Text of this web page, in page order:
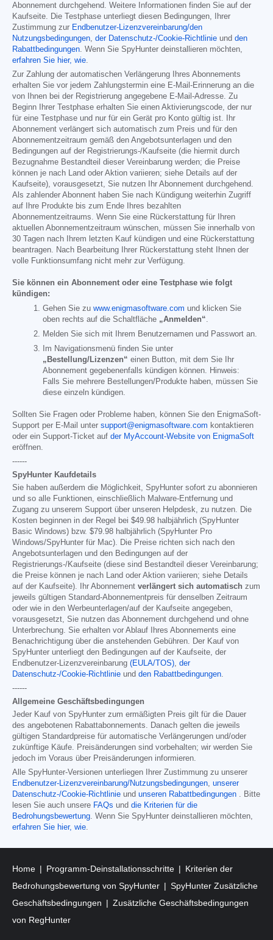
Abonnement durchgehend. Weitere Informationen finden Sie auf der
Kaufseite. Die Testphase unterliegt diesen Bedingungen, Ihrer
Zustimmung zur Endbenutzer-Lizenzvereinbarung/den
Nutzungsbedingungen der Datenschutz-/Cookie-Richtlinie und den
Rabattbedingungen . Wenn Sie SpyHunter deinstallieren möchten,
erfahren Sie hier, wie
Zur Zahlung der automatischen Verlängerung Ihres Abonnements
erhalten Sie vor jedem Zahlungstermin eine E-Mail-Erinnerung an die
von Ihnen bei der Registrierung angegebene E-Mail-Adresse. Zu
Beginn Ihrer Testphase erhalten Sie einen Aktivierungscode, der nur
für eine Testphase und nur für ein Gerät pro Konto gültig ist. Ihr
Abonnement verlängert sich automatisch zum Preis und für den
Abonnementzeitraum gemäß den Angebotsunterlagen und den
Bedingungen auf der Registrierungs-/Kaufseite (die hiermit durch
Bezugnahme Bestandteil dieser Vereinbarung werden; die Preise
können je nach Land oder Aktion variieren; siehe Details auf der
Kaufseite), vorausgesetzt, Sie nutzen Ihr Abonnement durchgehend.
Als zahlender Abonnent haben Sie nach Kündigung weiterhin Zugriff
auf Ihre Produkte bis zum Ende Ihres bezahlten
Abonnementzeitraums. Wenn Sie eine Rückerstattung für Ihren
aktuellen Abonnementzeitraum wünschen, müssen Sie innerhalb von
30 Tagen nach Ihrem letzten Kauf kündigen und eine Rückerstattung
beantragen. Nach Bearbeitung Ihrer Rückerstattung steht Ihnen der
volle Funktionsumfang nicht mehr zur Verfügung.
Sie können ein Abonnement oder eine Testphase wie folgt
kündigen:
Gehen Sie zu www.enigmasoftware.com und klicken Sie
oben rechts auf die Schaltfläche „Anmelden“.
Melden Sie sich mit Ihrem Benutzernamen und Passwort an.
Im Navigationsmenü finden Sie unter
„Bestellung/Lizenzen“ einen Button, mit dem Sie Ihr
Abonnement gegebenenfalls kündigen können. Hinweis:
Falls Sie mehrere Bestellungen/Produkte haben, müssen Sie
diese einzeln kündigen.
Sollten Sie Fragen oder Probleme haben, können Sie den EnigmaSoft-
Support per E-Mail unter support@enigmasoftware.com kontaktieren
oder ein Support-Ticket auf der MyAccount-Website von EnigmaSoft
eröffnen.
------
SpyHunter Kaufdetails
Sie haben außerdem die Möglichkeit, SpyHunter sofort zu abonnieren
und so alle Funktionen, einschließlich Malware-Entfernung und
Zugang zu unserem Support über unseren Helpdesk, zu nutzen. Die
Kosten beginnen in der Regel bei $49.98 halbjährlich (SpyHunter
Basic Windows) bzw. $79.98 halbjährlich (SpyHunter Pro
Windows/SpyHunter für Mac). Die Preise richten sich nach den
Angebotsunterlagen und den Bedingungen auf der
Registrierungs-/Kaufseite (diese sind Bestandteil dieser Vereinbarung;
die Preise können je nach Land oder Aktion variieren; siehe Details
auf der Kaufseite). Ihr Abonnement verlängert sich automatisch zum
jeweils gültigen Standard-Abonnementpreis für denselben Zeitraum
oder wie in den Werbeunterlagen/auf der Kaufseite angegeben,
vorausgesetzt, Sie nutzen das Abonnement durchgehend und ohne
Unterbrechung. Sie erhalten vor Ablauf Ihres Abonnements eine
Benachrichtigung über die anstehenden Gebühren. Der Kauf von
SpyHunter unterliegt den Bedingungen auf der Kaufseite, der
Endbenutzer-Lizenzvereinbarung (EULA/TOS), der
Datenschutz-/Cookie-Richtlinie und den Rabattbedingungen.
------
Allgemeine Geschäftsbedingungen
Jeder Kauf von SpyHunter zum ermäßigten Preis gilt für die Dauer
des angebotenen Rabattabonnements. Danach gelten die jeweils
gültigen Standardpreise für automatische Verlängerungen und/oder
zukünftige Käufe. Preisänderungen sind vorbehalten; wir werden Sie
jedoch im Voraus über Preisänderungen informieren.
Alle SpyHunter-Versionen unterliegen Ihrer Zustimmung zu unserer
Endbenutzer-Lizenzvereinbarung/Nutzungsbedingungen, unserer
Datenschutz-/Cookie-Richtlinie und unseren Rabattbedingungen . Bitte
lesen Sie auch unsere FAQs und die Kriterien für die
Bedrohungsbewertung. Wenn Sie SpyHunter deinstallieren möchten,
erfahren Sie hier, wie.
Home Programm-Deinstallationsschritte
Kriterien der
Bedrohungsbewertung von SpyHunter
SpyHunter Zusätzliche
Geschäftsbedingungen
Zusätzliche Geschäftsbedingungen
von RegHunter